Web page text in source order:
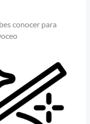
conocer para